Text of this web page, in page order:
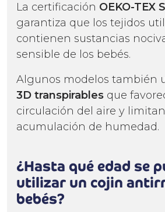
La certificación OEKO-TEX
garantiza que los tejidos
contienen sustancias
sensible de los bebés.
Algunos modelos también
3D transpirables que
circulación del aire y
acumulación de humedad.
¿Hasta qué edad se
utilizar un cojin
bebés?